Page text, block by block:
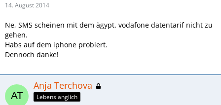
14. August 2014
Ne, SMS scheinen mit dem ägypt. vodafone datentarif nicht zu
gehen.
Habs auf dem iphone probiert.
Dennoch danke!
Anja Terchova
Lebenslänglich